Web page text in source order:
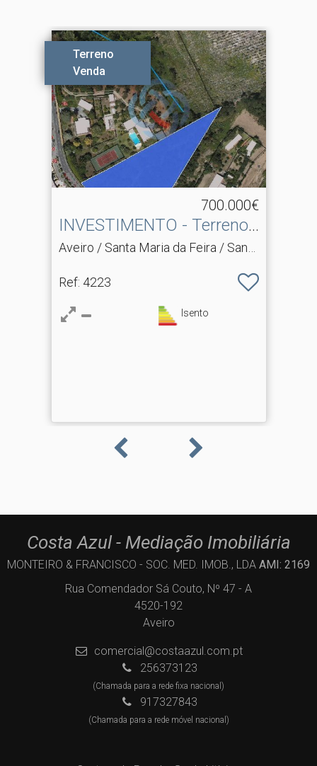
Terreno
Venda
700.000€
INVESTIMENTO - Terreno
para Construção
Aveiro / Santa Maria da Feira / Santa
Espargo
Ref: 4223
Isento
Costa Azul - Mediação Imobiliária
MONTEIRO & FRANCISCO - SOC. MED. IMOB., LDA AMI: 2169
Rua Comendador Sá Couto, Nº 47 - A
4520-192
Aveiro
comercial@costaazul.com.pt
256373123
(Chamada para a rede fixa nacional)
917327843
(Chamada para a rede móvel nacional)